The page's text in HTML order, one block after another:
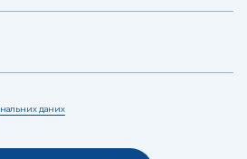
даних